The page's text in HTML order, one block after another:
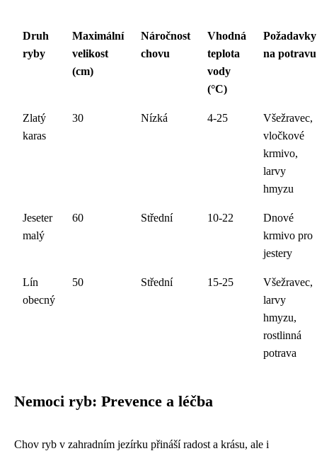
Druh
ryby
Maximální
velikost
(cm)
Náročnost
chovu
Vhodná
teplota
vody
(°C)
Požadavky
na potravu
Zlatý
karas
30 Nízká 4-25
Všežravec,
vločkové
krmivo,
larvy
hmyzu
Jeseter
malý
60 Střední 10-22
Dnové
krmivo pro
jestery
Lín
obecný
50 Střední 15-25
Všežravec,
larvy
hmyzu,
rostlinná
potrava
Nemoci ryb: Prevence a léčba
Chov ryb v zahradním jezírku přináší radost a krásu, ale i